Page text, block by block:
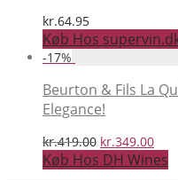
kr.64.95
Køb Hos
-17%
Beurton & Fils La
Elegance!
kr.419.00 Den
oprindelige
pris
kr.349.00Den
pris
Køb Hos DH Wines